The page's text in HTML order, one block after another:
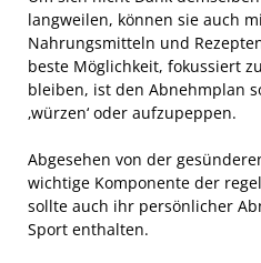
langweilen, können sie auch
Nahrungsmitteln und
beste Möglichkeit, fokussiert
bleiben, ist den Abnehmplan
‚würzen‘ oder aufzupeppen.
Abgesehen von der
wichtige Komponente der
sollte auch ihr persönlicher
Sport enthalten.